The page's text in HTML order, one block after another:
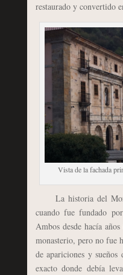
restaurado y convertido
Vista de la fachada
La historia del
cuando fue fundado
Ambos desde hacía
monasterio, pero no fue
de apariciones y
exacto donde debía